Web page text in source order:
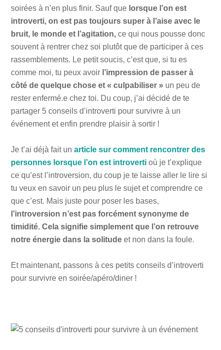
soirées à n’en plus finir. Sauf que lorsque l’on est
introverti, on est pas toujours super à l’aise avec le
bruit, le monde et l’agitation, ce qui nous pousse donc
souvent à rentrer chez soi plutôt que de participer à ces
rassemblements. Le petit soucis, c’est que, si tu es
comme moi, tu peux avoir l’impression de passer à
côté de quelque chose et « culpabiliser » un peu de
rester enfermé.e chez toi. Du coup, j’ai décidé de te
partager 5 conseils d’introverti pour survivre à un
événement et enfin prendre plaisir à sortir !
Je t’ai déjà fait un article sur comment rencontrer des
personnes lorsque l’on est introverti où je t’explique
ce qu’est l’introversion, du coup je te laisse aller le lire si
tu veux en savoir un peu plus le sujet et comprendre ce
que c’est. Mais juste pour poser les bases,
l’introversion n’est pas forcément synonyme de
timidité. Cela signifie simplement que l’on retrouve
notre énergie dans la solitude et non dans la foule.
Et maintenant, passons à ces petits conseils d’introverti
pour survivre en soirée/apéro/diner !